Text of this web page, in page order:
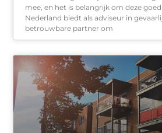
mee, en het is belangrijk om deze
Nederland biedt als adviseur in
betrouwbare partner om